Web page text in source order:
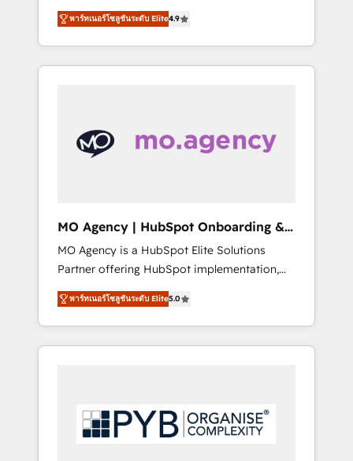
and tested Roadmap methodology will
ensure that you receive the best deployment
experience possible. Whether you are new to
HubSpot or seeking to turn around a poor
delivered, CC is the go-to Elite Solutions
Partner for businesses ready to migrate,
replatform, and scale smarter. We specialize
in high-impact CRM and CMS migrations and
turning fragmented systems into unified,
growth-ready HubSpot architectures that
custom integrations across your full tech
stack. - Custom object setup, CMS builds, and
full-funnel automation. - Dashboards,
lifecycle campaigns, and lead nurturing
sequences. - Cross-hub setup across
Marketing, Sales, Operations, and Service
Hubs. - Ongoing optimization, managed
พาร์ทเนอร์โซลูชันระดับ Elite4.9
MO Agency | HubSpot Onboarding &
Implementation
MO Agency is a HubSpot Elite Solutions
Partner offering HubSpot implementation,
marketing automation, CRM and RevOps
consulting, B2B SEO, paid media, content
marketing, AEO and GEO (AI search
optimisation), and HubSpot Content Hub
services and industrial sectors. Offices in
Johannesburg, Cape Town, Dubai & London.
พาร์ทเนอร์โซลูชันระดับ Elite5.0